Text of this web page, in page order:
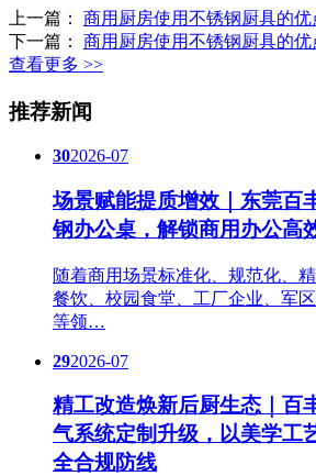
上一篇： 商用厨房使用不锈钢厨具的优
下一篇： 商用厨房使用不锈钢厨具的优
查看更多 >>
推荐新闻
302026-07
场景赋能提质增效｜东莞百
钢办公桌，解锁商用办公高
随着商用场景标准化、规范化、
餐饮、校园食堂、工厂企业、军
等领…
292026-07
精工改造焕新后厨生态｜百
气系统定制升级，以美学工
全合规防线